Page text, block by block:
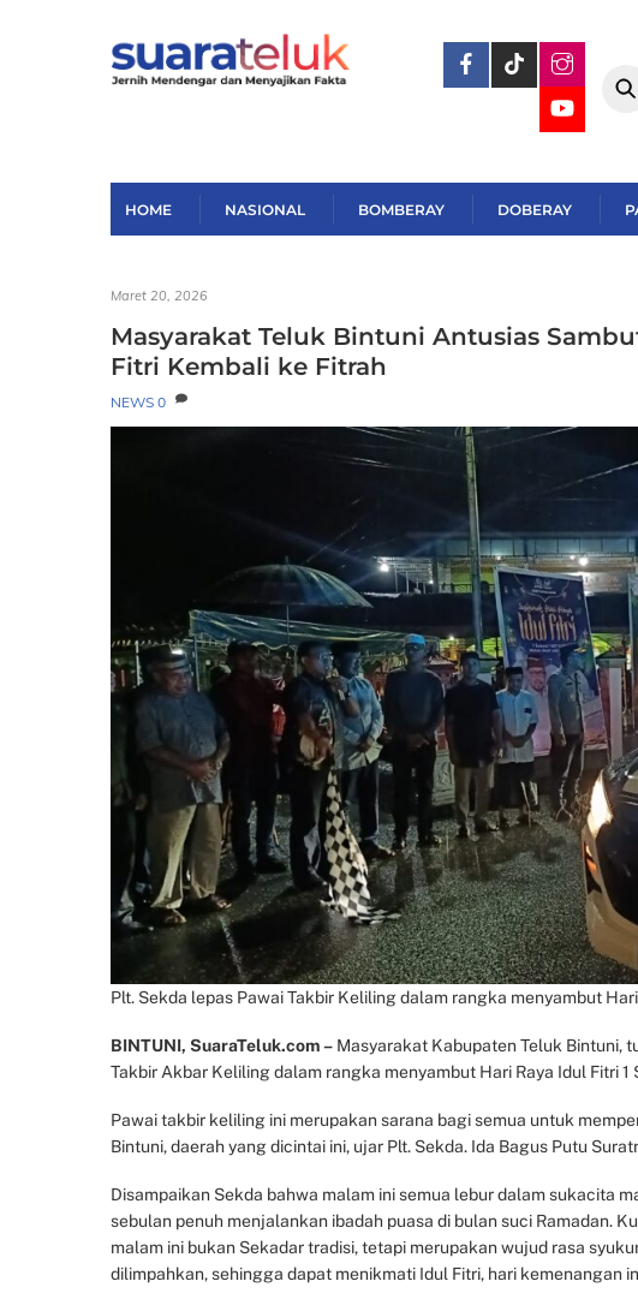
HOME NASIONAL BOMBERAY DOBERAY
Maret 20, 2026
Masyarakat Teluk Bintuni Antusias
Fitri Kembali ke Fitrah
NEWS 0
Plt. Sekda lepas Pawai Takbir Keliling dalam rangka menyambut
BINTUNI, SuaraTeluk.com – Masyarakat Kabupaten Teluk Bintuni,
Takbir Akbar Keliling dalam rangka menyambut Hari Raya Idul Fitri 1
Pawai takbir keliling ini merupakan sarana bagi semua untuk
Bintuni, daerah yang dicintai ini, ujar Plt. Sekda. Ida Bagus Putu
Disampaikan Sekda bahwa malam ini semua lebur dalam sukacita
sebulan penuh menjalankan ibadah puasa di bulan suci Ramadan.
malam ini bukan Sekadar tradisi, tetapi merupakan wujud rasa
dilimpahkan, sehingga dapat menikmati Idul Fitri, hari kemenangan